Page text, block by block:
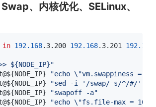
、内核优化、SELinux、
in 192.168.3.200 192.168.3.201 192.168
${NODE_IP}"
${NODE_IP} "echo \"vm.swappiness = 0
${NODE_IP}
"sed -i '/swap/ s/^/#/' /
${NODE_IP}
"swapoff -a"
${NODE_IP} "echo \"fs.file-max =